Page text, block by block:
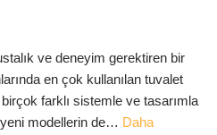
ve deneyim gerektiren bir
en çok kullanılan tuvalet
farklı sistemle ve tasarımla
modellerin de… Daha